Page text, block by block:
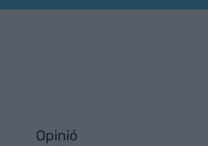
Opinió